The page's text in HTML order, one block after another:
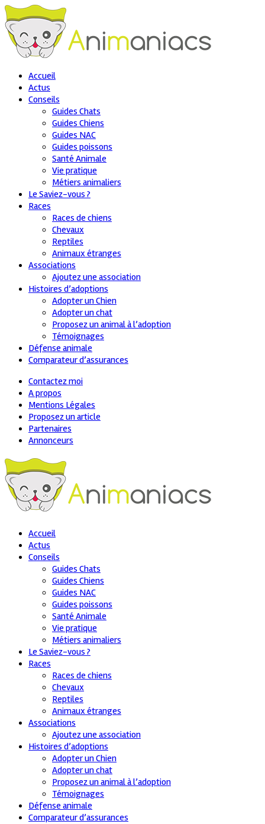
Accueil
Actus
Conseils
Guides Chats
Guides Chiens
Guides NAC
Guides poissons
Santé Animale
Vie pratique
Métiers animaliers
Le Saviez-vous ?
Races
Races de chiens
Chevaux
Reptiles
Animaux étranges
Associations
Ajoutez une association
Histoires d’adoptions
Adopter un Chien
Adopter un chat
Proposez un animal à l’adoption
Témoignages
Défense animale
Comparateur d’assurances
Contactez moi
A propos
Mentions Légales
Proposez un article
Partenaires
Annonceurs
Accueil
Actus
Conseils
Guides Chats
Guides Chiens
Guides NAC
Guides poissons
Santé Animale
Vie pratique
Métiers animaliers
Le Saviez-vous ?
Races
Races de chiens
Chevaux
Reptiles
Animaux étranges
Associations
Ajoutez une association
Histoires d’adoptions
Adopter un Chien
Adopter un chat
Proposez un animal à l’adoption
Témoignages
Défense animale
Comparateur d’assurances